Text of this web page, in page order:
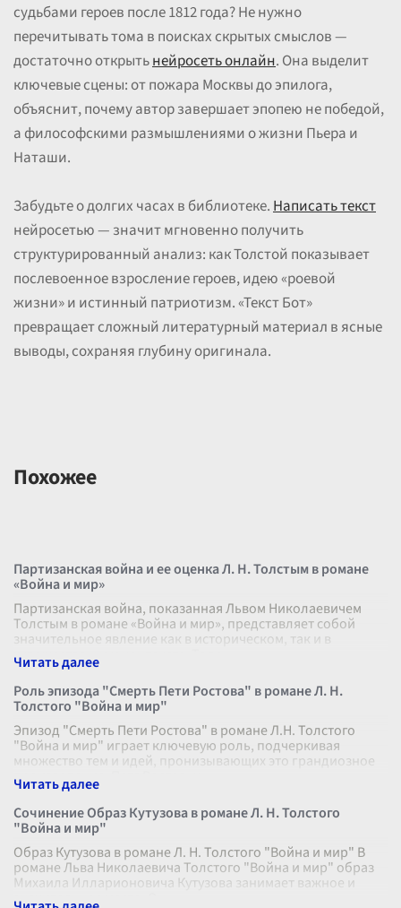
судьбами героев после 1812 года? Не нужно
перечитывать тома в поисках скрытых смыслов —
достаточно открытьнейросеть онлайн. Она выделит
ключевые сцены: от пожара Москвы до эпилога,
объяснит, почему автор завершает эпопею не победой,
а философскими размышлениями о жизни Пьера и
Наташи.
Забудьте о долгих часах в библиотеке.Написать текст
нейросетью — значит мгновенно получить
структурированный анализ: как Толстой показывает
послевоенное взросление героев, идею «роевой
жизни» и истинный патриотизм. «Текст Бот»
превращает сложный литературный материал в ясные
выводы, сохраняя глубину оригинала.
Похожее
Партизанская война и ее оценка Л. Н. Толстым в романе
«Война и мир»
Партизанская война, показанная Львом Николаевичем
Толстым в романе «Война и мир», представляет собой
значительное явление как в историческом, так и в
художественном контексте. Толс
Роль эпизода "Смерть Пети Ростова" в романе Л. Н.
Толстого "Война и мир"
Эпизод "Смерть Пети Ростова" в романе Л.Н. Толстого
"Война и мир" играет ключевую роль, подчеркивая
множество тем и идей, пронизывающих это грандиозное
произведение. Петя Ростов, м
Сочинение Образ Кутузова в романе Л. Н. Толстого
"Война и мир"
Образ Кутузова в романе Л. Н. Толстого "Война и мир" В
романе Льва Николаевича Толстого "Война и мир" образ
Михаила Илларионовича Кутузова занимает важное и
значительное место. Он